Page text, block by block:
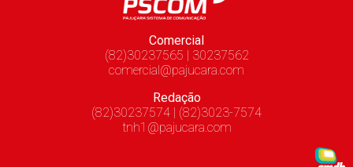
Comercial
(82)30237565 | 30237562
comercial@pajucara.com
Redação
(82)30237574 | (82)3023-7574
tnh1@pajucara.com